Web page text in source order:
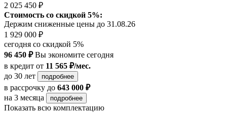
2 025 450 ₽
Стоимость со скидкой 5%:
Держим сниженные цены до 31.08.26
1 929 000 ₽
сегодня со скидкой 5%
96 450 ₽Вы экономите сегодня
в кредит от 11 565 ₽/мес.
до 30 лет
подробнее
в рассрочку до 643 000 ₽
на 3 месяца
подробнее
Показать всю комплектацию